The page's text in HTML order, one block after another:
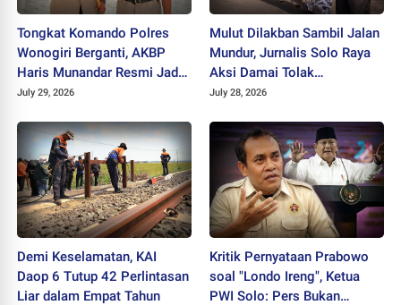
Tongkat Komando Polres
Wonogiri Berganti, AKBP
Haris Munandar Resmi Jadi
Kapolres Baru
July 29, 2026
Mulut Dilakban Sambil Jalan
Mundur, Jurnalis Solo Raya
Aksi Damai Tolak
Stigmatisasi "Londo Ireng"
July 28, 2026
Demi Keselamatan, KAI
Daop 6 Tutup 42 Perlintasan
Liar dalam Empat Tahun
Kritik Pernyataan Prabowo
soal "Londo Ireng", Ketua
PWI Solo: Pers Bukan